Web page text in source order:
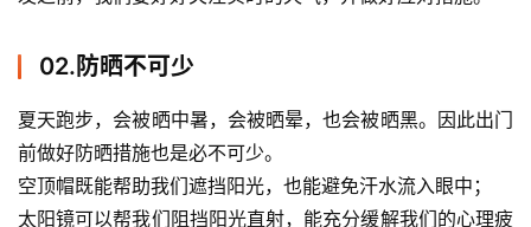
02.防晒不可少
夏天跑步，会被晒中暑，会被晒晕，也会被晒黑。因此出门
前做好防晒措施也是必不可少。
空顶帽既能帮助我们遮挡阳光，也能避免汗水流入眼中；
太阳镜可以帮我们阻挡阳光直射，能充分缓解我们的心理疲